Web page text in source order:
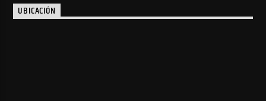
UBICACIÓN